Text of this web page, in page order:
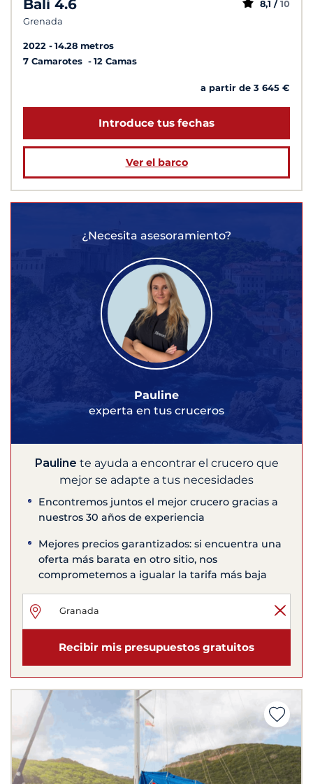
Bali 4.6
Grenada
8,1 / 10
2022
14.28 metros
7 Camarotes
12 Camas
a partir de 3 645 €
Introduce tus fechas
Ver el barco
¿Necesita asesoramiento?
Pauline
experta en tus cruceros
Pauline te ayuda a encontrar el crucero que
mejor se adapte a tus necesidades
Encontremos juntos el mejor crucero gracias a
nuestros 30 años de experiencia
Mejores precios garantizados: si encuentra una
oferta más barata en otro sitio, nos
comprometemos a igualar la tarifa más baja
Recibir mis presupuestos gratuitos